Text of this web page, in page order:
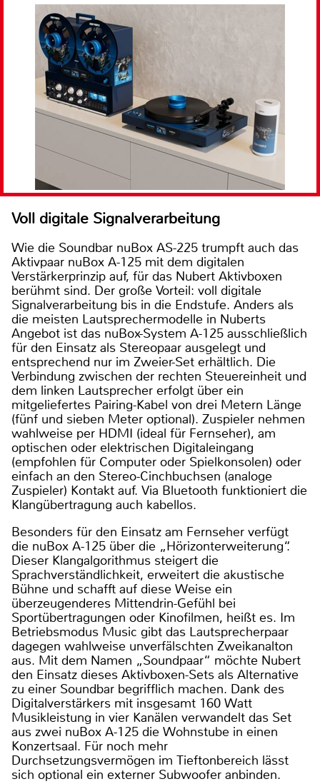
Voll digitale Signalverarbeitung
Wie die Soundbar nuBox AS-225 trumpft auch das
Aktivpaar nuBox A-125 mit dem digitalen
Verstärkerprinzip auf, für das Nubert Aktivboxen
berühmt sind. Der große Vorteil: voll digitale
Signalverarbeitung bis in die Endstufe. Anders als
die meisten Lautsprechermodelle in Nuberts
Angebot ist das nuBox-System A-125 ausschließlich
für den Einsatz als Stereopaar ausgelegt und
entsprechend nur im Zweier-Set erhältlich. Die
Verbindung zwischen der rechten Steuereinheit und
dem linken Lautsprecher erfolgt über ein
mitgeliefertes Pairing-Kabel von drei Metern Länge
(fünf und sieben Meter optional). Zuspieler nehmen
wahlweise per HDMI (ideal für Fernseher), am
optischen oder elektrischen Digitaleingang
(empfohlen für Computer oder Spielkonsolen) oder
einfach an den Stereo-Cinchbuchsen (analoge
Zuspieler) Kontakt auf. Via Bluetooth funktioniert die
Klangübertragung auch kabellos.
Besonders für den Einsatz am Fernseher verfügt
die nuBox A-125 über die „Hörizonterweiterung“.
Dieser Klangalgorithmus steigert die
Sprachverständlichkeit, erweitert die akustische
Bühne und schafft auf diese Weise ein
überzeugenderes Mittendrin-Gefühl bei
Sportübertragungen oder Kinofilmen, heißt es. Im
Betriebsmodus Music gibt das Lautsprecherpaar
dagegen wahlweise unverfälschten Zweikanalton
aus. Mit dem Namen „Soundpaar“ möchte Nubert
den Einsatz dieses Aktivboxen-Sets als Alternative
zu einer Soundbar begrifflich machen. Dank des
Digitalverstärkers mit insgesamt 160 Watt
Musikleistung in vier Kanälen verwandelt das Set
aus zwei nuBox A-125 die Wohnstube in einen
Konzertsaal. Für noch mehr
Durchsetzungsvermögen im Tieftonbereich lässt
sich optional ein externer Subwoofer anbinden.